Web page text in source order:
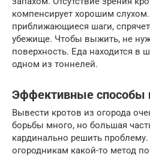
компенсирует хорошим
приближающиеся шаги,
убежище. Чтобы выжить, не
поверхность. Еда находится в
одном из тоннелей.
Эффективные способы
Вывести кротов из огорода
борьбы много, но большая
кардинально решить
огородникам какой-то метод